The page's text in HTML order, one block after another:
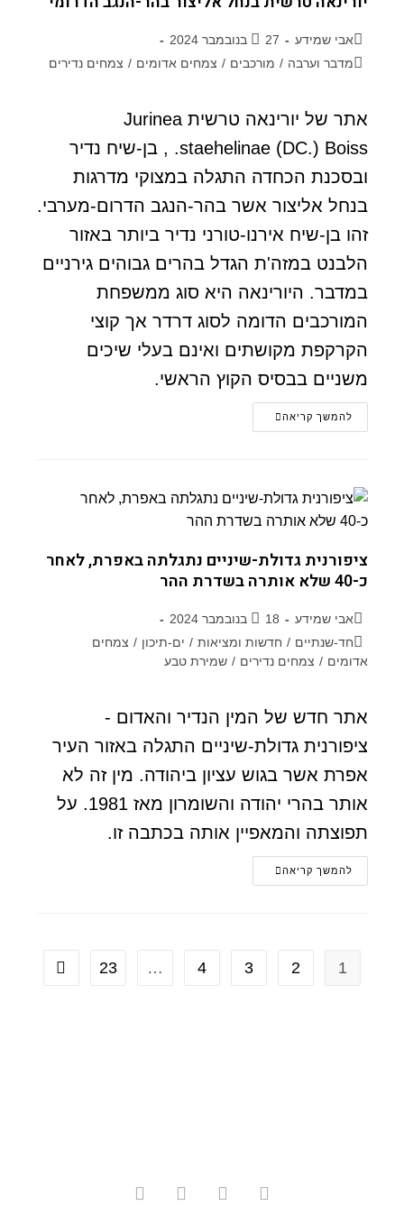
אבי שמידע
27 בנובמבר 2024
מדבר וערבה / מורכבים / צמחים אדומים / צמחים נדירים
אתר של יורינאה טרשית Jurinea
staehelinae (DC.) Boiss. , בן-שיח נדיר
ובסכנת הכחדה התגלה במצוקי מדרגות
בנחל אליצור אשר בהר-הנגב הדרום-מערבי.
זהו בן-שיח אירנו-טורני נדיר ביותר באזור
הלבנט במזה'ת הגדל בהרים גבוהים גירניים
במדבר. היורינאה היא סוג ממשפחת
המורכבים הדומה לסוג דרדר אך קוצי
הקרקפת מקושתים ואינם בעלי שיכים
משניים בבסיס הקוץ הראשי.
להמשך קריאה
ציפורנית גדולת-שיניים נתגלתה באפרת, לאחר
כ-40 שלא אותרה בשדרת ההר
אבי שמידע
18 בנובמבר 2024
חד-שנתיים / חדשות ומציאות / ים-תיכון / צמחים
אדומים / צמחים נדירים / שמירת טבע
אתר חדש של המין הנדיר והאדום -
ציפורנית גדולת-שיניים התגלה באזור העיר
אפרת אשר בגוש עציון ביהודה. מין זה לא
אותר בהרי יהודה והשומרון מאז 1981. על
תפוצתה והמאפיין אותה בכתבה זו.
להמשך קריאה
1
2
3
4
…
23